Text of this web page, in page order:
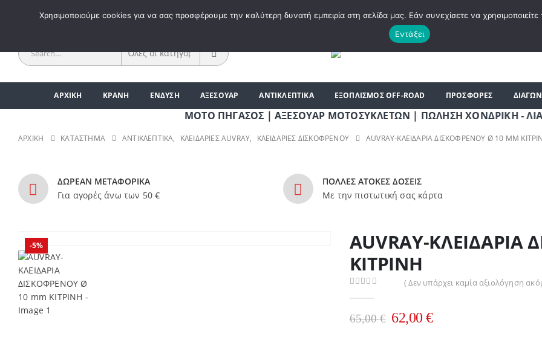
ΚΑΛΩΣ ΗΡΘΑΤΕ ΣΤΟ E-SHOP ΜΟΤΟ ΠΗΓΑΣΟΣ ! | ΣΧΕΤΙΚΆ ΜΕ ΕΜΆΣ BLOG
ΑΡΧΙΚΗ ΚΡΑΝΗ ΕΝΔΥΣΗ ΑΞΕΣΟΥΑΡ ΑΝΤΙΚΛΕΠΤΙΚΑ ΕΞΟΠΛΙΣΜΟΣ OFF-ROAD ΠΡΟΣΦΟΡΕΣ
ΜΟΤΟ ΠΗΓΑΣΟΣ | ΑΞΕΣΟΥΑΡ ΜΟΤΟΣΥΚΛΕΤΩΝ | ΠΩΛΗΣΗ ΧΟΝΔΡΙΚΗ - ΛΙΑΝΙΚΗ |
ΑΡΧΙΚΉ ΚΑΤΆΣΤΗΜΑ ΑΝΤΙΚΛΕΠΤΙΚΑ, ΚΛΕΙΔΑΡΙΕΣ AUVRAY, ΚΛΕΙΔΑΡΙΕΣ ΔΙΣΚΟΦΡΕΝΟΥ AUVRAY-ΚΛΕΙΔΑΡΙΑ ΔΙΣΚΟΦΡΕΝΟΥ Ø 10 MM
ΔΩΡΕΑΝ ΜΕΤΑΦΟΡΙΚΑ
Για αγορές άνω των 50 €
ΠΟΛΛΕΣ ΑΤΟΚΕΣ ΔΟΣΕΙΣ
Με την πιστωτική σας κάρτα
-5%
AUVRAY-
ΚΙΤΡΙΝΗ
( Δεν υπάρχει καμία αξιολόγηση
65,00€ Original
62,00€Η
Χρησιμοποιούμε cookies για να σας προσφέρουμε την καλύτερη δυνατή εμπειρία στη σελίδα μας. Εάν συνεχίσετε να
Εντάξει